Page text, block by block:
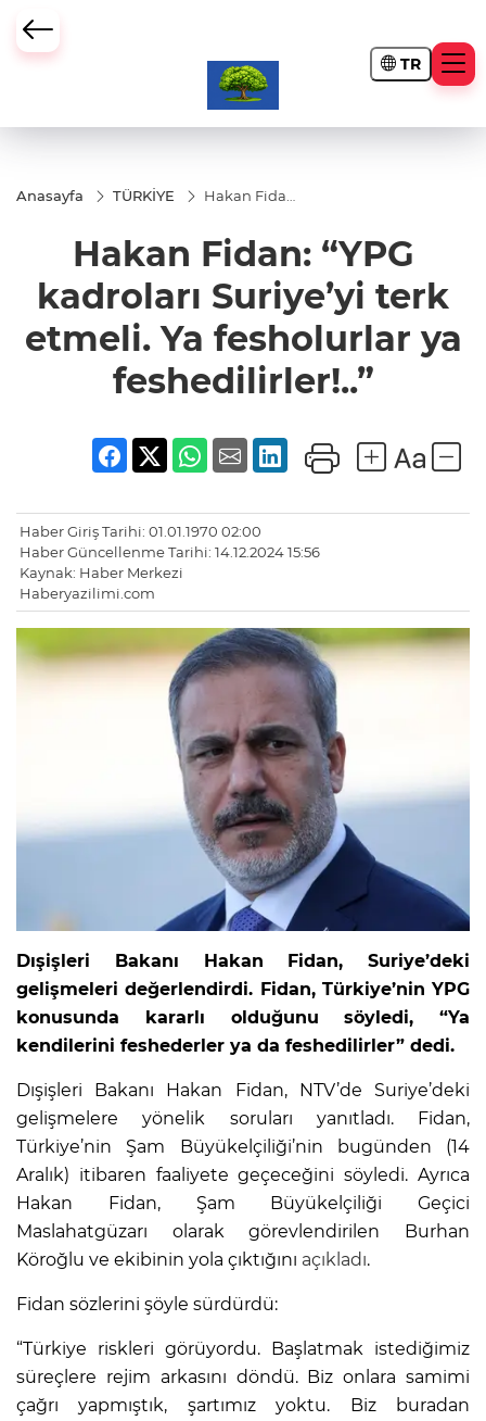
TR
Anasayfa TÜRKİYE
Hakan Fidan:
Suriye’yi terk
etmeli. Ya
fesholurlar ya
feshedilirler!..”
Hakan Fidan: “YPG
kadroları Suriye’yi terk
etmeli. Ya fesholurlar ya
feshedilirler!..”
Haber Giriş Tarihi: 01.01.1970 02:00
Haber Güncellenme Tarihi: 14.12.2024 15:56
Kaynak: Haber Merkezi
Haberyazilimi.com
Dışişleri Bakanı Hakan Fidan, Suriye’deki
gelişmeleri değerlendirdi. Fidan, Türkiye’nin YPG
konusunda kararlı olduğunu söyledi, “Ya
kendilerini feshederler ya da feshedilirler” dedi.
Dışişleri Bakanı Hakan Fidan, NTV’de Suriye’deki
gelişmelere yönelik soruları yanıtladı. Fidan,
Türkiye’nin Şam Büyükelçiliği’nin bugünden (14
Aralık) itibaren faaliyete geçeceğini söyledi. Ayrıca
Hakan Fidan, Şam Büyükelçiliği Geçici
Maslahatgüzarı olarak görevlendirilen Burhan
Köroğlu ve ekibinin yola çıktığını açıkladı.
Fidan sözlerini şöyle sürdürdü:
“Türkiye riskleri görüyordu. Başlatmak istediğimiz
süreçlere rejim arkasını döndü. Biz onlara samimi
çağrı yapmıştık, şartımız yoktu. Biz buradan